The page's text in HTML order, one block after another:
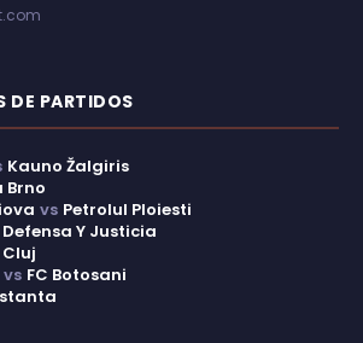
DE PARTIDOS
Kauno Žalgiris
Brno
vs Petrolul Ploiesti
Defensa Y Justicia
Cluj
vs FC Botosani